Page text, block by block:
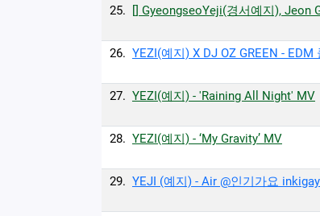
25.
[] GyeongseoYeji(경서예지), Jeon
26. YEZI(예지) X DJ OZ GREEN -
27. YEZI(예지) - 'Raining All Night' MV
28. YEZI(예지) - ‘My Gravity’ MV
29. YEJI (예지) - Air @인기가요